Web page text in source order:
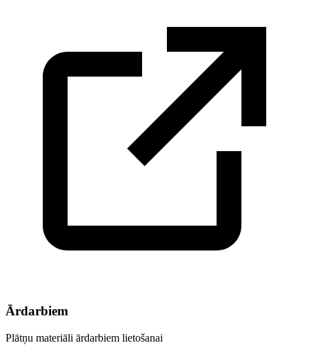
Ārdarbiem
Plātņu materiāli ārdarbiem lietošanai